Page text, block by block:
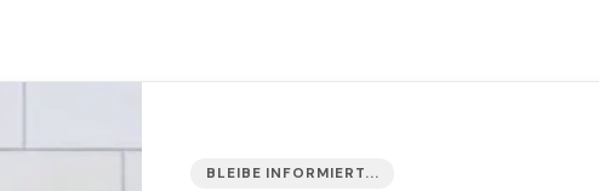
BLEIBE INFORMIERT...